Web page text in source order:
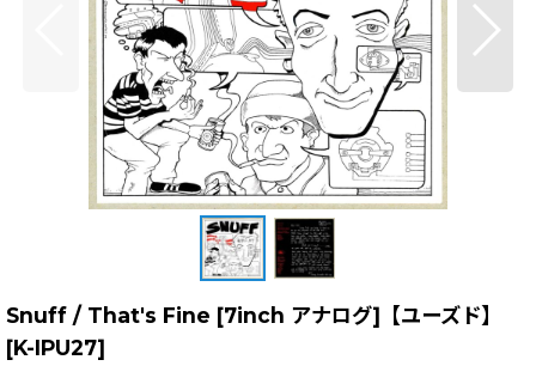
Snuff / That's Fine [7inch アナログ]【ユーズド】
[K-IPU27]